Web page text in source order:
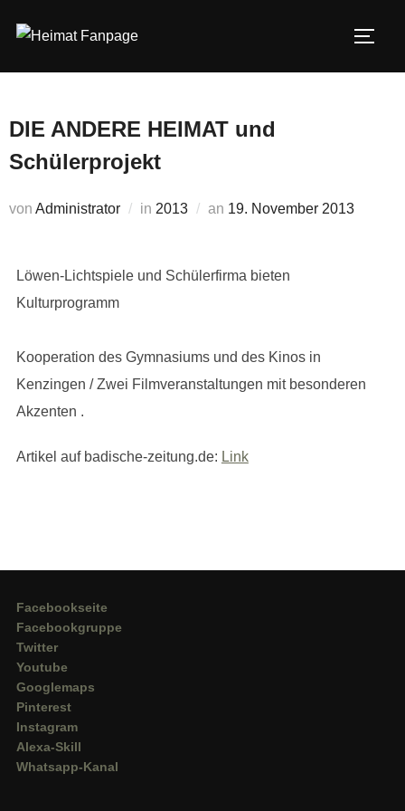
Inhalt
DIE ANDERE HEIMAT und
Schülerprojekt
von Administrator in 2013 an Veröffentlicht
19. November 2013
Löwen-Lichtspiele und Schülerfirma bieten
Kulturprogramm
Kooperation des Gymnasiums und des Kinos in
Kenzingen / Zwei Filmveranstaltungen mit besonderen
Akzenten .
Artikel auf badische-zeitung.de: Link
Facebookseite
Facebookgruppe
Twitter
Youtube
Googlemaps
Pinterest
Instagram
Alexa-Skill
Whatsapp-Kanal